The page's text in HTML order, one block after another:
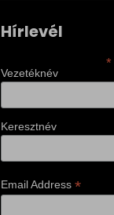
Hírlevél
*
Vezetéknév
Keresztnév
Email Address *